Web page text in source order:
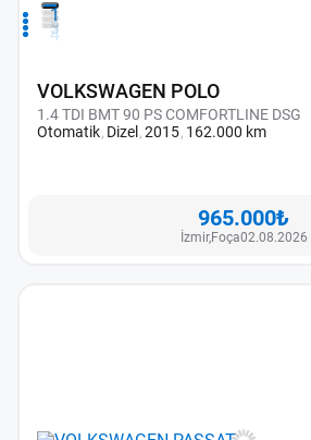
1
2
3
4
VOLKSWAGEN POLO
1.4 TDI BMT 90 PS COMFORTLINE DSG
Otomatik Dizel2015 162.000 km
965.000₺
İzmir,Foça02.08.2026